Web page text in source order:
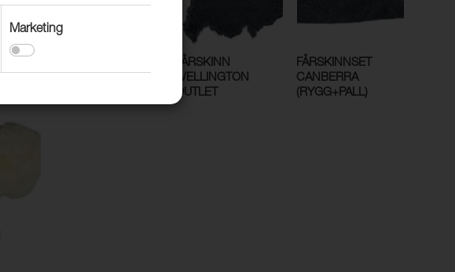
FÅRSKINN
WELLINGTON
OUTLET
FÅRSKINNSET
CANBERRA
(RYGG+PALL)
Marketing